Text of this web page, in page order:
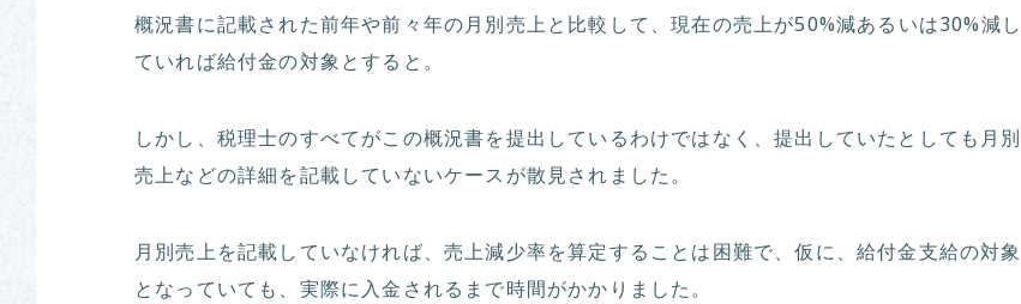
概況書に記載された前年や前々年の月別売上と比較して、現在の売上が50%減あるいは30%減し
ていれば給付金の対象とすると。
しかし、税理士のすべてがこの概況書を提出しているわけではなく、提出していたとしても月別
売上などの詳細を記載していないケースが散見されました。
月別売上を記載していなければ、売上減少率を算定することは困難で、仮に、給付金支給の対象
となっていても、実際に入金されるまで時間がかかりました。